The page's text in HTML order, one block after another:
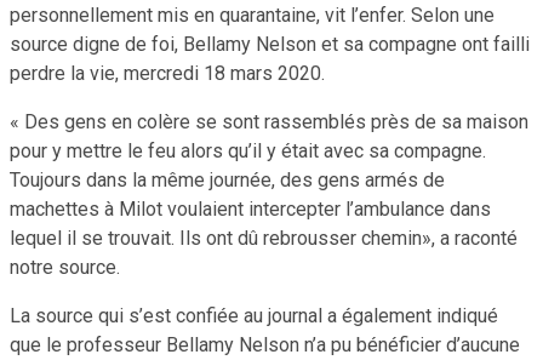
personnellement mis en quarantaine, vit l’enfer. Selon une
source digne de foi, Bellamy Nelson et sa compagne ont failli
perdre la vie, mercredi 18 mars 2020.
« Des gens en colère se sont rassemblés près de sa maison
pour y mettre le feu alors qu’il y était avec sa compagne.
Toujours dans la même journée, des gens armés de
machettes à Milot voulaient intercepter l’ambulance dans
lequel il se trouvait. Ils ont dû rebrousser chemin», a raconté
notre source.
La source qui s’est confiée au journal a également indiqué
que le professeur Bellamy Nelson n’a pu bénéficier d’aucune